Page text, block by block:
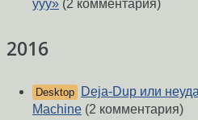
yyy» (2 комментария)
2016
Desktop
Deja-Dup или
Machine (2 комментария)